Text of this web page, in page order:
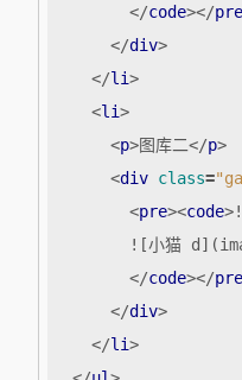
</code></pre
</div>
</li>
<li>
<p>图库二</p>
<div class=
<pre><code>
</code></pre
</div>
</li>